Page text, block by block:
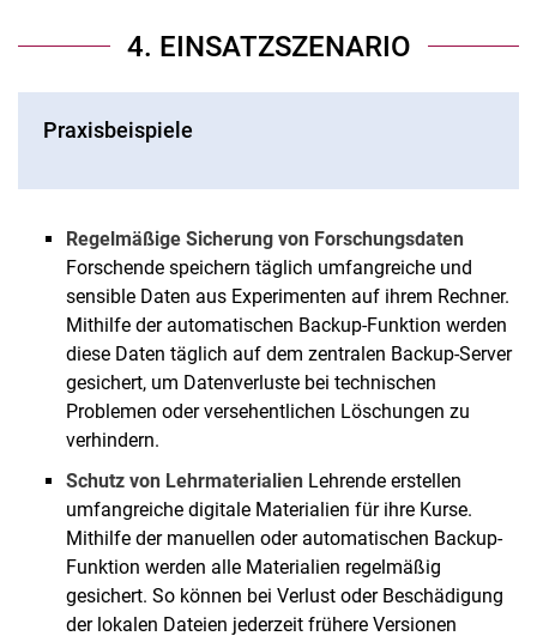
4. EINSATZSZENARIO
Praxisbeispiele
Regelmäßige Sicherung von Forschungsdaten
Forschende speichern täglich umfangreiche und
sensible Daten aus Experimenten auf ihrem Rechner.
Mithilfe der automatischen Backup-Funktion werden
diese Daten täglich auf dem zentralen Backup-Server
gesichert, um Datenverluste bei technischen
Problemen oder versehentlichen Löschungen zu
verhindern.
Schutz von Lehrmaterialien Lehrende erstellen
umfangreiche digitale Materialien für ihre Kurse.
Mithilfe der manuellen oder automatischen Backup-
Funktion werden alle Materialien regelmäßig
gesichert. So können bei Verlust oder Beschädigung
der lokalen Dateien jederzeit frühere Versionen